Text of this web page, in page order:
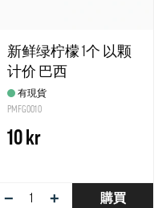
新鲜绿柠檬 1个 以颗
计价 巴西
有現貨
PMFG0010
10 kr
− + 購買